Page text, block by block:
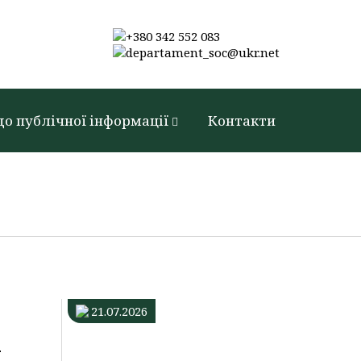
+380 342 552 083
departament_soc@ukr.net
публічної інформації Контакти
майстер-
клас:
21.07.2026